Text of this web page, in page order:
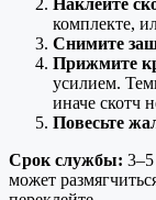
комплекте,
Снимите
Прижмите
усилием.
иначе скотч
Повесьте
Срок службы:
может